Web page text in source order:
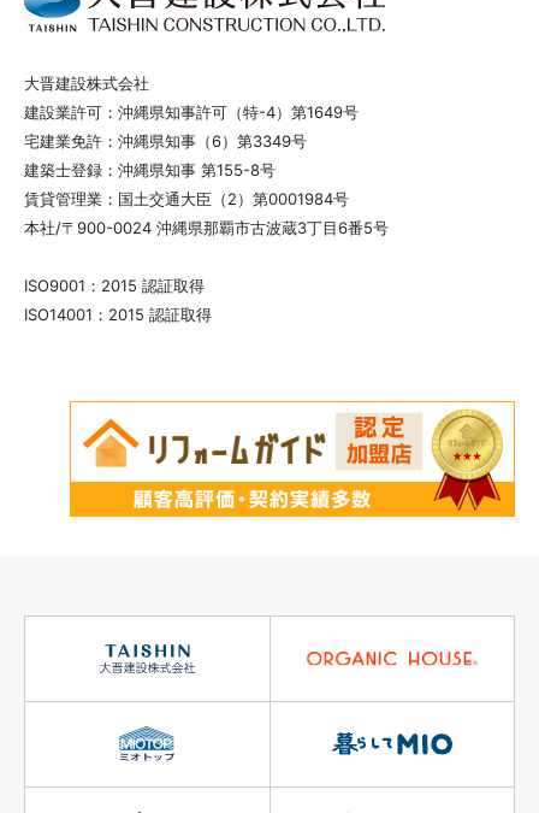
大晋建設株式会社
建設業許可：沖縄県知事許可（特-4）第1649号
宅建業免許：沖縄県知事（6）第3349号
建築士登録：沖縄県知事 第155-8号
賃貸管理業：国土交通大臣（2）第0001984号
本社/〒900-0024 沖縄県那覇市古波蔵3丁目6番5号
ISO9001：2015 認証取得
ISO14001：2015 認証取得